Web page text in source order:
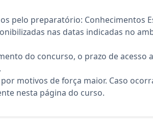
pelo preparatório: Conhecimentos
nas datas indicadas no
do concurso, o prazo de
motivos de força maior. Caso
nesta página do curso.